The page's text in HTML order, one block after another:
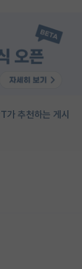
가 추천하는 게시